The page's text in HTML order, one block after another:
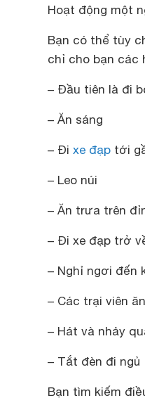
Hoạt động một
Bạn có thể tùy
chỉ cho bạn các
– Đầu tiên là đi
– Ăn sáng
– Đi xe đạp tới
– Leo núi
– Ăn trưa trên
– Đi xe đạp trở
– Nghỉ ngơi đến
– Các trại viên
– Hát và nhảy
– Tắt đèn đi ngủ
Bạn tìm kiếm